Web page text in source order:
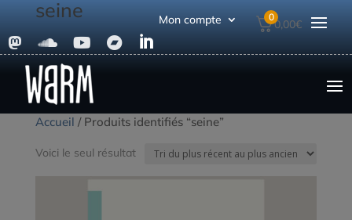
Mon compte 00,00€
    
Accueil / Produits identifiés “seine”
seine
Voici le seul résultat